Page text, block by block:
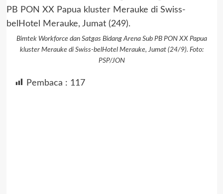
Bimtek Workforce dan Satgas Bidang Arena Sub PB PON XX Papua
kluster Merauke di Swiss-belHotel Merauke, Jumat (24/9). Foto:
PSP/JON
Pembaca : 117